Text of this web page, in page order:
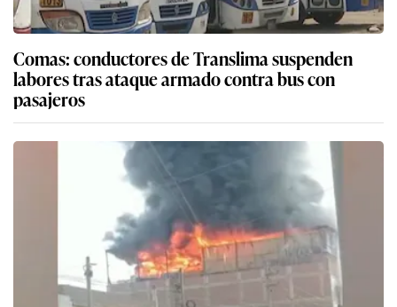
Comas: conductores de Translima suspenden
labores tras ataque armado contra bus con
pasajeros